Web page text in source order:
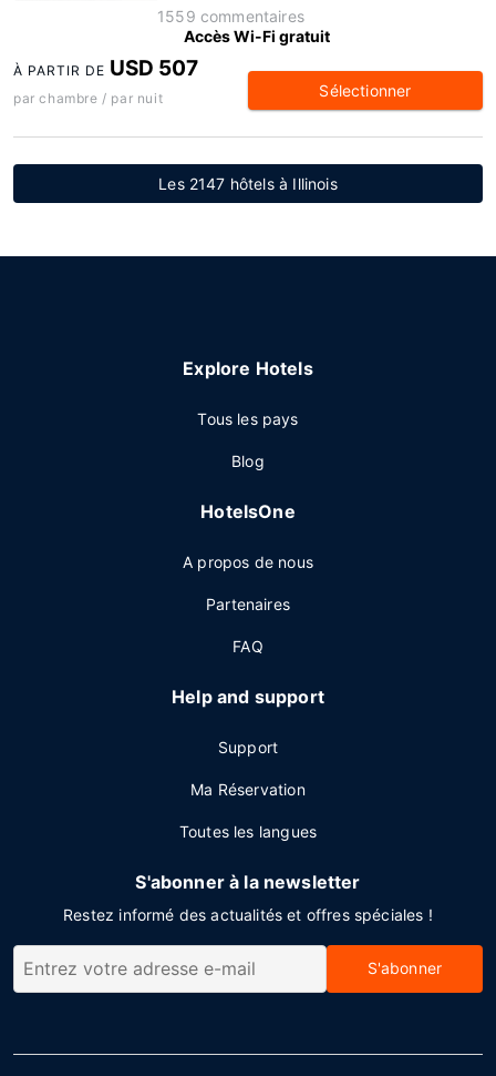
1559 commentaires
Accès Wi-Fi gratuit
À PARTIR DE USD 507
par chambre / par nuit Sélectionner
Les 2147 hôtels à Illinois
Explore Hotels
Tous les pays
Blog
HotelsOne
A propos de nous
Partenaires
FAQ
Help and support
Support
Ma Réservation
Toutes les langues
S'abonner à la newsletter
Restez informé des actualités et offres spéciales !
S'abonner